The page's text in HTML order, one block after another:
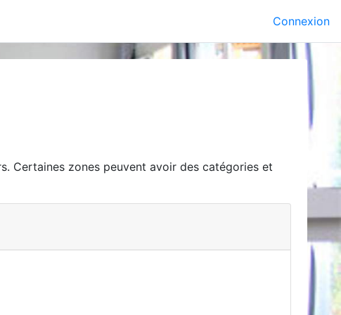
Connexion
Certaines zones peuvent avoir des catégories et